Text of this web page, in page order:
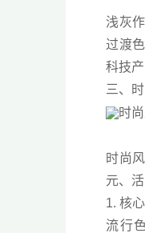
浅灰
过渡
科技
三、
时尚
元、
1. 核
流行